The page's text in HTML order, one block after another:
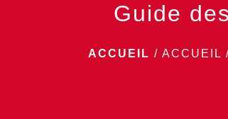
Guide
ACCUEIL / ACCUEIL